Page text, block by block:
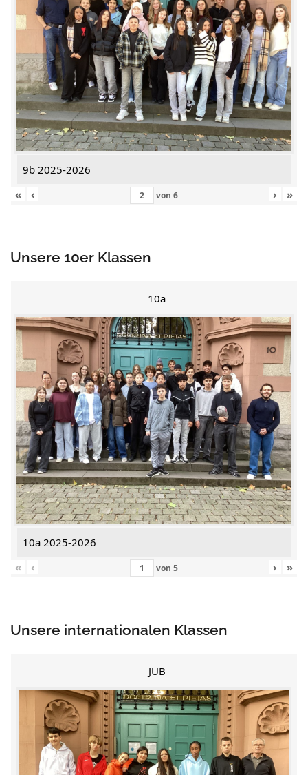
9b 2025-2026
«
‹ von 6 › »
Unsere 10er Klassen
10a
10a 2025-2026
«
‹ von 5 › »
Unsere internationalen Klassen
JUB